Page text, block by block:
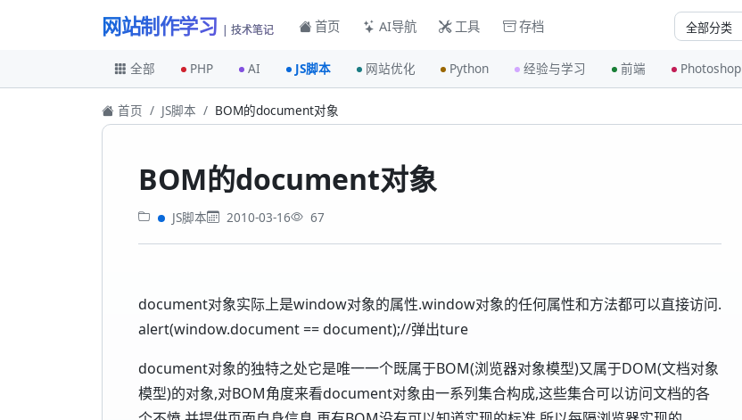
网站制作学习 | 技术笔记 首页 AI导航 工具 存档
全部 PHP AI JS脚本 网站优化 Python 经验与学习 前端 Photoshop
首页 JS脚本 BOM的document对象
BOM的document对象
JS脚本 2010-03-16 67
document对象实际上是window对象的属性.window对象的任何属性和方法都可以直接访问.
alert(window.document == document);//弹出ture
document对象的独特之处它是唯一一个既属于BOM(浏览器对象模型)又属于DOM(文档对象
模型)的对象,对BOM角度来看document对象由一系列集合构成,这些集合可以访问文档的各